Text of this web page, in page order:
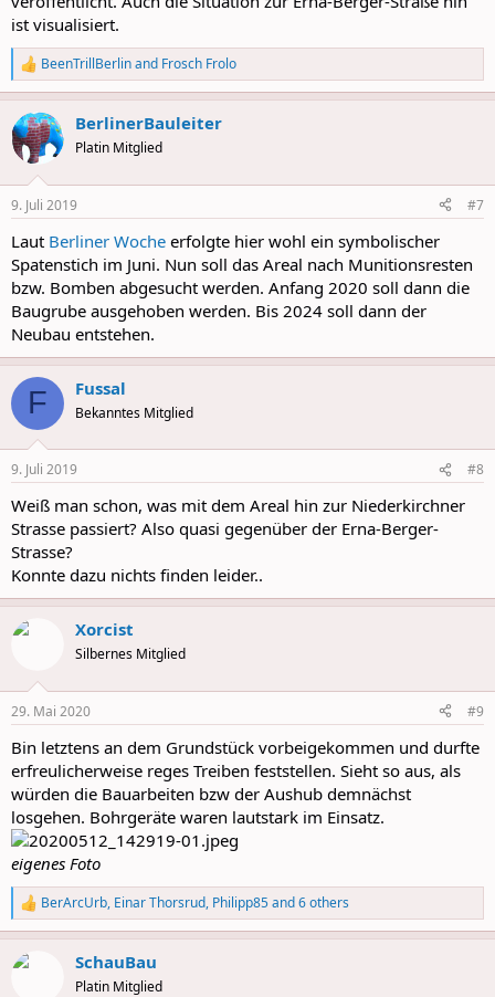
ist visualisiert.
R
e
a
c
t
i
s
BeenTrillBerlinand Frosch Frolo
BerlinerBauleiter
Platin Mitglied
9. Juli 2019 #7
Laut Berliner Woche erfolgte hier wohl ein symbolischer
Spatenstich im Juni. Nun soll das Areal nach Munitionsresten
bzw. Bomben abgesucht werden. Anfang 2020 soll dann die
Baugrube ausgehoben werden. Bis 2024 soll dann der
Neubau entstehen.
F Fussal
Bekanntes Mitglied
9. Juli 2019 #8
Weiß man schon, was mit dem Areal hin zur Niederkirchner
Strasse passiert? Also quasi gegenüber der Erna-Berger-
Strasse?
Konnte dazu nichts finden leider..
Xorcist
Silbernes Mitglied
29. Mai 2020 #9
Bin letztens an dem Grundstück vorbeigekommen und durfte
erfreulicherweise reges Treiben feststellen. Sieht so aus, als
würden die Bauarbeiten bzw der Aushub demnächst
losgehen. Bohrgeräte waren lautstark im Einsatz.
eigenes Foto
R
e
a
c
BerArcUrb, Einar Thorsrud, Philipp85and 6 others
SchauBau
Platin Mitglied